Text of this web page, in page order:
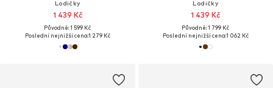
Lodičky
1 439 Kč
Původně: 1 599 Kč
Poslední nejnižší cena:1 279 Kč
Lodičky
1 439 Kč
Původně: 1 799 Kč
Poslední nejnižší cena:1 062 Kč